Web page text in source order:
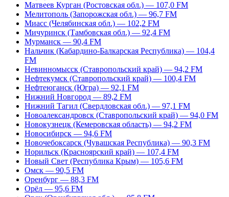
Матвеев Курган (Ростовская обл.) — 107,0 FM
Мелитополь (Запорожская обл.) — 96,7 FM
Миасс (Челябинская обл.) — 102,2 FM
Мичуринск (Тамбовская обл.) — 92,4 FM
Мурманск — 90,4 FM
Нальчик (Кабардино-Балкарская Республика) — 104,4
FM
Невинномысск (Ставропольский край) — 94,2 FM
Нефтекумск (Ставропольский край) — 100,4 FM
Нефтеюганск (Югра) — 92,1 FM
Нижний Новгород — 89,2 FM
Нижний Тагил (Свердловская обл.) — 97,1 FM
Новоалександровск (Ставропольский край) — 94,0 FM
Новокузнецк (Кемеровская область) — 94,2 FM
Новосибирск — 94,6 FM
Новочебоксарск (Чувашская Республика) — 90,3 FM
Норильск (Красноярский край) — 107,4 FM
Новый Свет (Республика Крым) — 105,6 FM
Омск — 90,5 FM
Оренбург — 88,3 FM
Орёл — 95,6 FM